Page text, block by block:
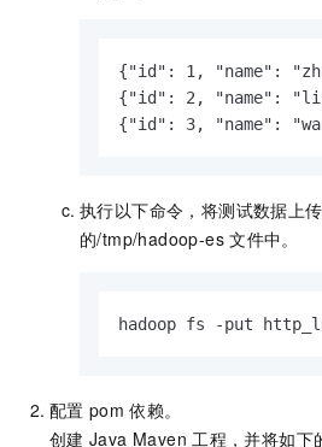
{"id": 1, "name":
{"id": 2, "name":
{"id": 3, "name":
执行以下命令，将测试数据上
的/tmp/hadoop-es 文件中。
hadoop fs -put
配置 pom 依赖。
创建 Java Maven 工程，并将如下